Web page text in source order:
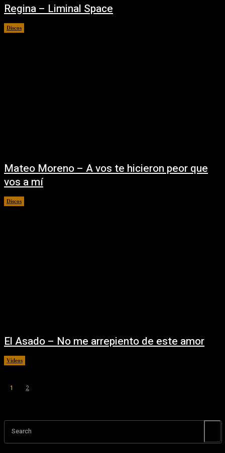
Regina – Liminal Space
Discos
Mateo Moreno – A vos te hicieron peor que
vos a mí
Discos
El Asado – No me arrepiento de este amor
Videos
1 2
Search